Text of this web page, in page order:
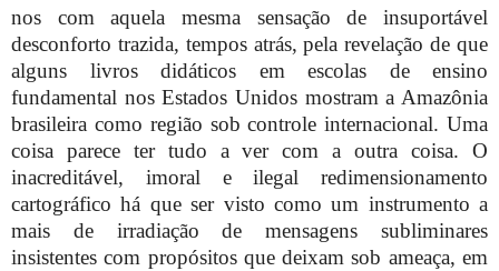
nos com aquela mesma sensação de insuportável
desconforto trazida, tempos atrás, pela revelação de que
alguns livros didáticos em escolas de ensino
fundamental nos Estados Unidos mostram a Amazônia
brasileira como região sob controle internacional. Uma
coisa parece ter tudo a ver com a outra coisa. O
inacreditável, imoral e ilegal redimensionamento
cartográfico há que ser visto como um instrumento a
mais de irradiação de mensagens subliminares
insistentes com propósitos que deixam sob ameaça, em